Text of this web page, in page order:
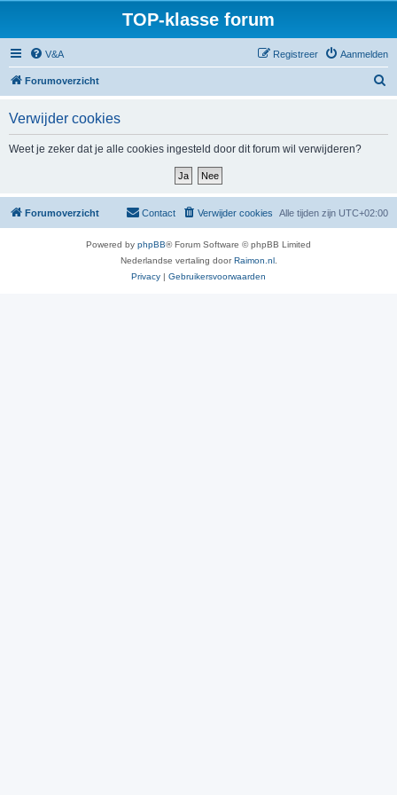
TOP-klasse forum
V&A Aanmelden
Registreer
Forumoverzicht
Verwijder cookies
Weet je zeker dat je alle cookies ingesteld door dit forum wil verwijderen?
Forumoverzicht Alle tijden zijn UTC+02:00
Verwijder cookies
Contact
Powered by phpBB® Forum Software © phpBB Limited
Nederlandse vertaling doorRaimon.nl.
Privacy | Gebruikersvoorwaarden